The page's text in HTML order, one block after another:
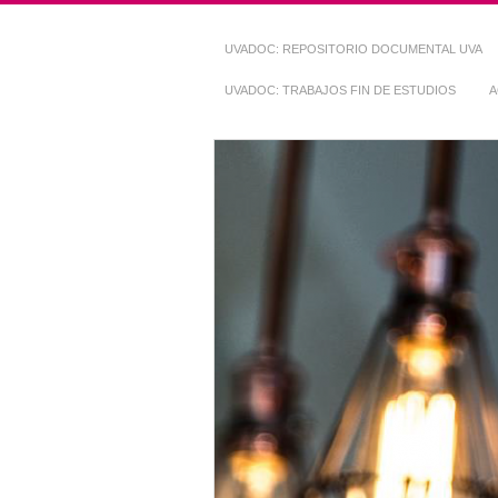
UVADOC: REPOSITORIO DOCUMENTAL UVA
UVADOC: TRABAJOS FIN DE ESTUDIOS
Repositorio
~ UVaDOC